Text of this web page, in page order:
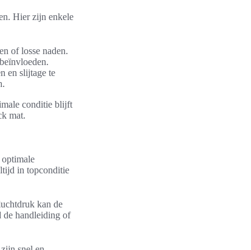
Hier zijn enkele
of losse naden.
en slijtage te
conditie blijft
mat.
optimale
in topconditie
kan de
de handleiding of